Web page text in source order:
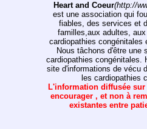
Heart and Coeur(http://
est une association qui
fiables, des services et
familles,aux adultes,
cardiopathies congénitales
Nous tâchons d'être une
cardiopathies congénitales.
site d'informations de vécu
les cardiopathies
L'information diffusée
encourager , et non à
existantes entre